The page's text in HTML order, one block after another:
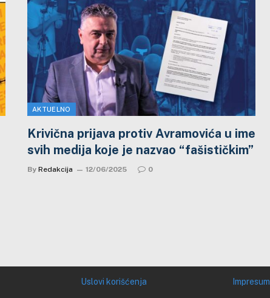
AKTUELNO
Krivična prijava protiv Avramovića u ime
svih medija koje je nazvao “fašističkim”
By Redakcija 12/06/2025 0
Uslovi korišćenja Impresum